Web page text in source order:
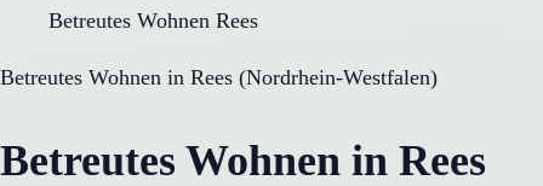
Betreutes Wohnen Rees
Betreutes Wohnen in Rees (Nordrhein-Westfalen)
Betreutes Wohnen in Rees